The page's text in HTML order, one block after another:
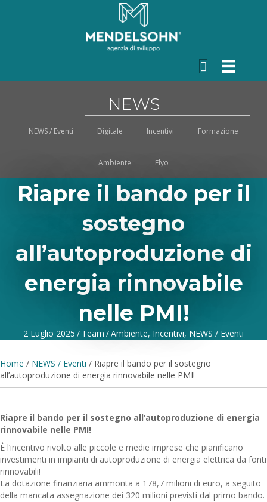
NEWS
NEWS / Eventi Digitale Incentivi Formazione
Ambiente Elyo
Riapre il bando per il
sostegno
all’autoproduzione di
energia rinnovabile
nelle PMI!
2 Luglio 2025 / Team /Ambiente, Incentivi, NEWS / Eventi
Home / NEWS / Eventi / Riapre il bando per il sostegno
all’autoproduzione di energia rinnovabile nelle PMI!
Riapre il bando per il sostegno all’autoproduzione di energia
rinnovabile nelle PMI!
È l’incentivo rivolto alle piccole e medie imprese che pianificano
investimenti in impianti di autoproduzione di energia elettrica da fonti
rinnovabili!
La dotazione finanziaria ammonta a 178,7 milioni di euro, a seguito
della mancata assegnazione dei 320 milioni previsti dal primo bando.